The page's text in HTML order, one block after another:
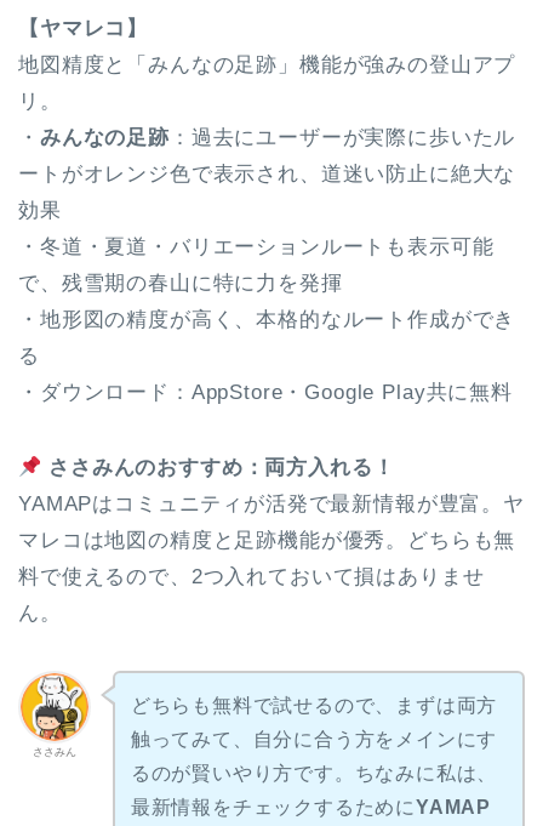
【ヤマレコ】
地図精度と「みんなの足跡」機能が強みの登山アプ
リ。
・ みんなの足跡 ：過去にユーザーが実際に歩いたル
ートがオレンジ色で表示され、道迷い防止に絶大な
効果
・冬道・夏道・バリエーションルートも表示可能
で、残雪期の春山に特に力を発揮
・地形図の精度が高く、本格的なルート作成ができ
る
・ダウンロード：AppStore・Google Play共に無料
ささみんのおすすめ：両方入れる！
YAMAPはコミュニティが活発で最新情報が豊富。ヤ
マレコは地図の精度と足跡機能が優秀。どちらも無
料で使えるので、2つ入れておいて損はありませ
ん。
ささみん
どちらも無料で試せるので、まずは両方
触ってみて、自分に合う方をメインにす
るのが賢いやり方です。ちなみに私は、
最新情報をチェックするためにYAMAP